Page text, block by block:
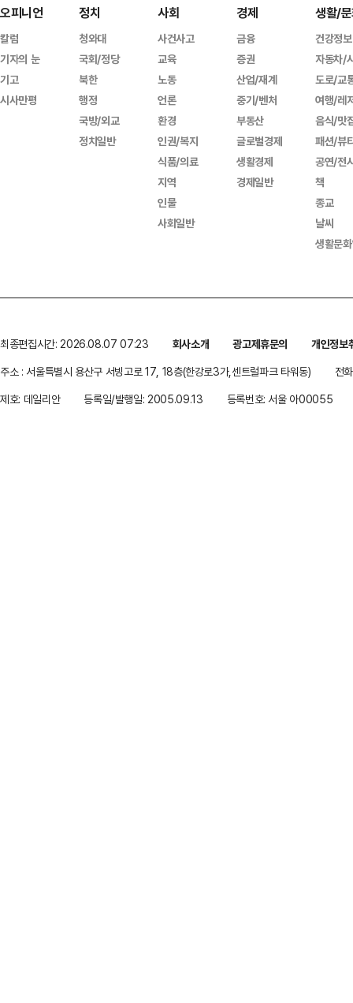
오피니언
칼럼
기자의 눈
기고
시사만평
정치
청와대
국회/정당
북한
행정
국방/외교
정치일반
사회
사건사고
교육
노동
언론
환경
인권/복지
식품/의료
지역
인물
사회일반
경제
금융
증권
산업/재계
중기/벤처
부동산
글로벌경제
생활경제
경제일반
생활/
건강정보
자동차/
도로/교
여행/레
음식/맛
패션/뷰
공연/전
책
종교
날씨
생활문
최종편집시간: 2026.08.07 07:23 회사소개 광고제휴문의
개인정보
주소 : 서울특별시 용산구 서빙고로 17, 18층(한강로3가,센트럴파크 타워동)
전
제호: 데일리안
등록일/발행일: 2005.09.13 등록번호: 서울 아00055